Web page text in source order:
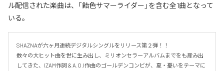
ル配信された楽曲は、「飴色サマーライダー」を含む全1曲となって
いる。
SHAZNAが六ヶ月連続デジタルシングルをリリース第２弾！！
数々の大ヒット曲を世に生み出し、ミリオンセラーアルバムまでをも産み出
してきた、IZAM作詞 & A.O.I作曲のゴールデンコンビが、夏・憂いをテーマに